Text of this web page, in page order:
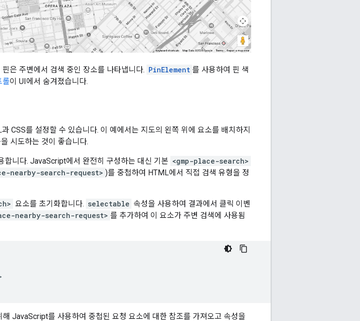
은 주변에서 검색 중인 장소를 나타냅니다. PinElement 를 사용하여 핀 색
롤이 UI에서 숨겨졌습니다.
CSS를 설정할 수 있습니다. 이 예에서는 지도의 왼쪽 위에 요소를 배치하지
시도하는 것이 좋습니다.
합니다. JavaScript에서 완전히 구성하는 대신 기본 <gmp-place-search>
nearby-search-request> )를 중첩하여 HTML에서 직접 검색 유형을 정
요소를 초기화합니다. selectable 속성을 사용하여 결과에서 클릭 이벤
nearby-search-request> 를 추가하여 이 요소가 주변 검색에 사용됨
JavaScript를 사용하여 중첩된 요청 요소에 대한 참조를 가져오고 속성을